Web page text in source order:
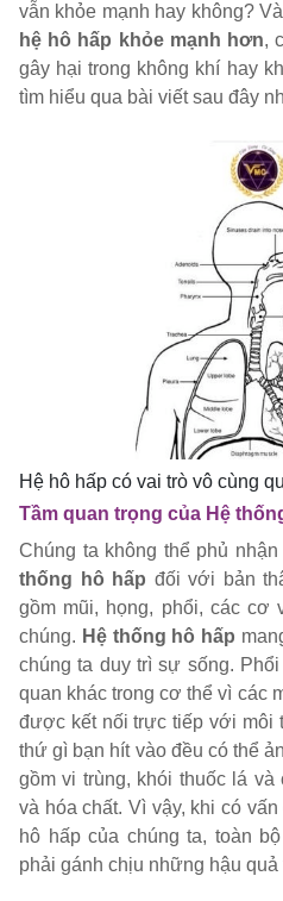
vẫn khỏe mạnh hay không?
hệ hô hấp khỏe mạnh hơn,
gây hại trong không khí hay
tìm hiểu qua bài viết sau đây
Hệ hô hấp có vai trò vô cùng
Tầm quan trọng của Hệ
Chúng ta không thể phủ nhận
thống hô hấp đối với bản
gồm mũi, họng, phổi, các cơ
chúng. Hệ thống hô hấp
chúng ta duy trì sự sống.
quan khác trong cơ thể vì các
được kết nối trực tiếp với môi
thứ gì bạn hít vào đều có thể
gồm vi trùng, khói thuốc lá
và hóa chất. Vì vậy, khi có
hô hấp của chúng ta, toàn
phải gánh chịu những hậu quả